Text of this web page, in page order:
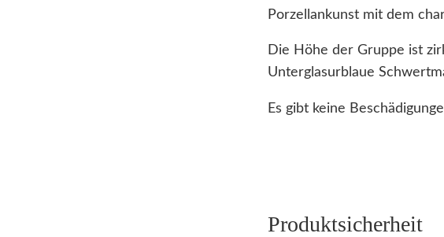
Porzellankunst mit dem
Die Höhe der Gruppe ist
Unterglasurblaue
Es gibt keine
Produktsicherheit